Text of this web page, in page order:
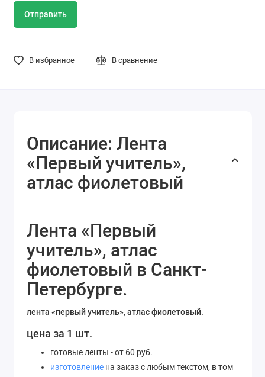
Отправить
В избранное В сравнение
Описание: Лента
«Первый учитель»,
атлас фиолетовый
Лента «Первый
учитель», атлас
фиолетовый в Санкт-
Петербурге.
лента «первый учитель», атлас фиолетовый.
цена за 1 шт.
готовые ленты - от 60 руб.
изготовление на заказ с любым текстом, в том